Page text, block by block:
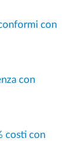
con
con
costi con